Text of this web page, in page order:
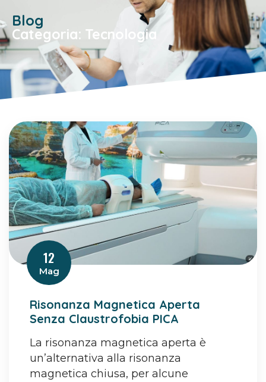
Blog
Categoria: Tecnologia
12
Mag
Risonanza Magnetica Aperta
Senza Claustrofobia PICA
La risonanza magnetica aperta è
un’alternativa alla risonanza
magnetica chiusa, per alcune